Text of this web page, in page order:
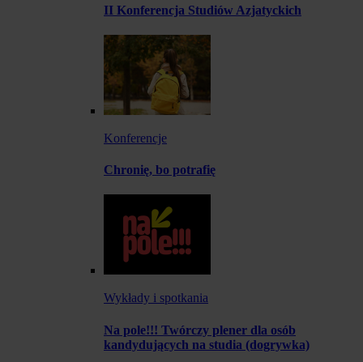
II Konferencja Studiów Azjatyckich
Konferencje
Chronię, bo potrafię
Wykłady i spotkania
Na pole!!! Twórczy plener dla osób
kandydujących na studia (dogrywka)